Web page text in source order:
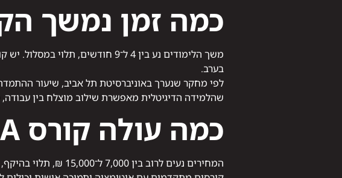
כמה זמן נמשך
משך הלימודים נע בין 4 ל־9
בערב.
שהלמידה הדיגיטלית מאפשרת שילוב מוצלח בין
כמה עולה קורס QA
המחירים נעים לרוב בין 7,000 ל־15,000 ₪, תלוי בהיקף, בתרגולים המעשיים ובאם הקורס כולל ליווי להשמה.